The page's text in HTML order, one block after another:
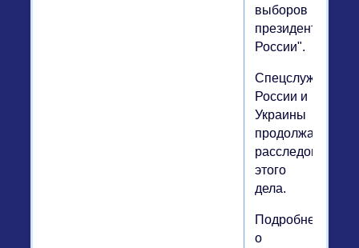
выборов
президента
России".
Спецслужбы
России и
Украины
продолжают
расследование
этого
дела.
Подробнее
о